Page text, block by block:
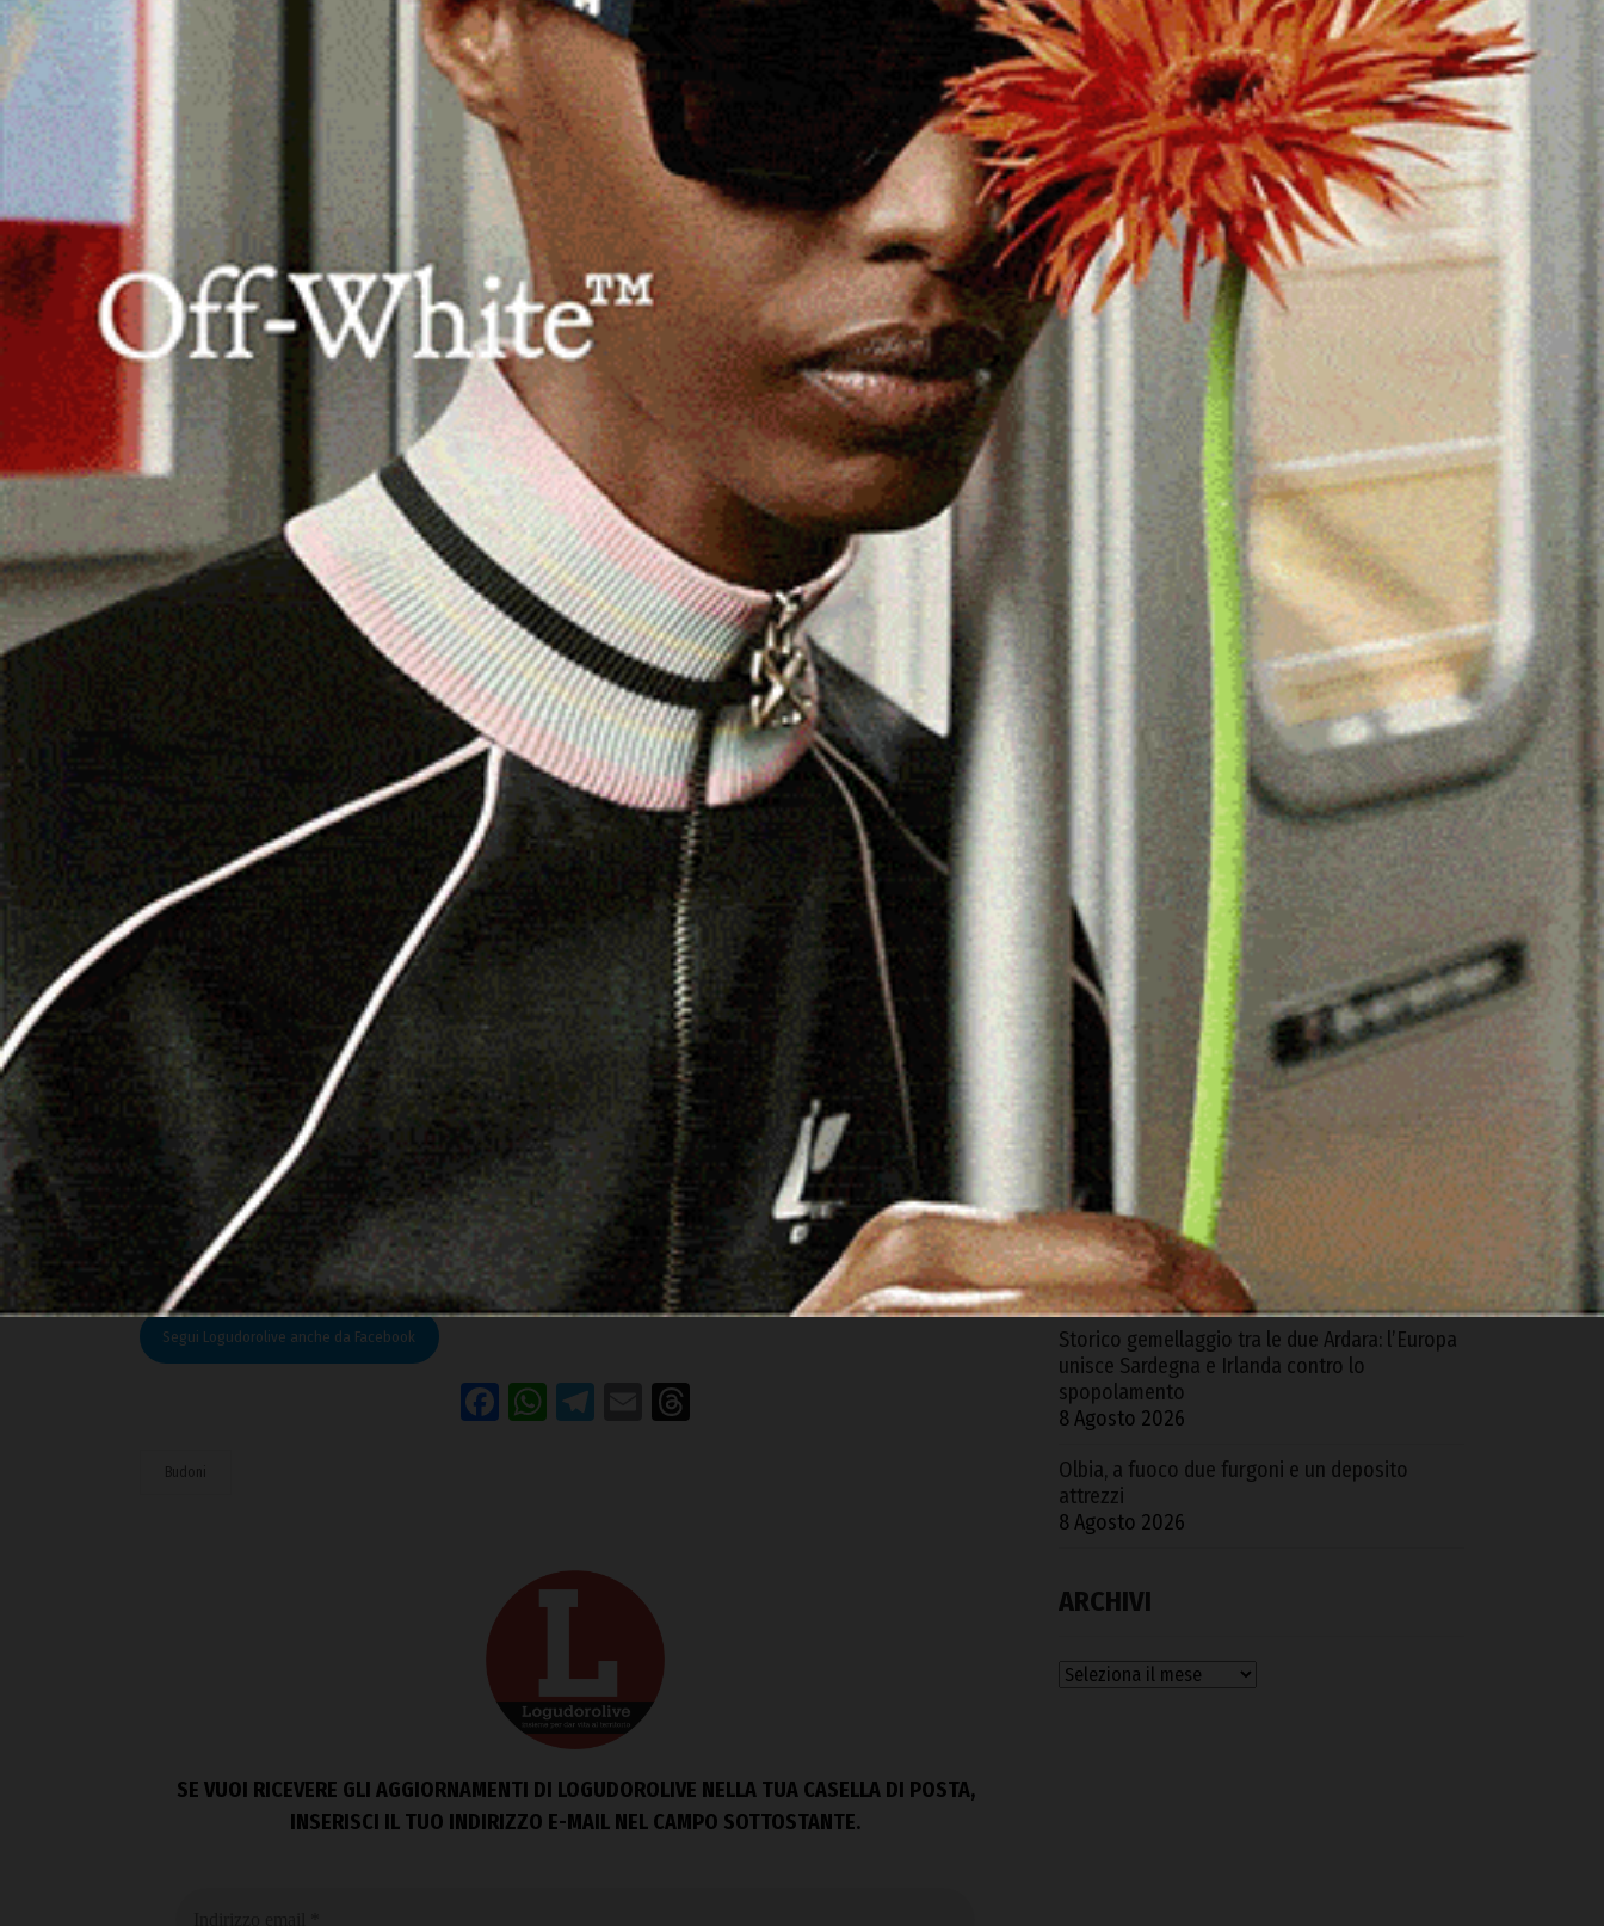
Nel corso dell’ultimo fine settimana denunciate dai militari della Compagnia di
Siniscola anche 10 persone per guida in stato d’ebbrezza e una per detenzione di
droga ai fini di spaccio.
SINISCOLA | 25 febbraio 2026.
Undici persone denunciate e una arrestata. È il bilancio di un servizio di
controllo a largo raggio condotto lo scorso fine settimana dai Carabinieri della Compagnia di Siniscola in
diversi comuni della Baronia. L’operazione, mirata a contrastare il degrado e l’insicurezza stradale, ha
visto un significativo dispiegamento di forze sul territorio.
Il fatto più grave si è verificato a Budoni, dove i militari sono intervenuti per un caso di violenza su una
donna. L’allarme è stato lanciato dalla stessa vittima, che ha chiamato il 112 in preda al panico e al
pianto, riuscendo a fornire solo poche informazioni per la localizzazione della casa, mentre stava
assistendo alla furia dell’ex compagno. Rimanendo in contatto telefonico con la donna, la centrale
operativa ha guidato le pattuglie allertate fino all’abitazione. All’arrivo, i Carabinieri hanno trovato la
donna con i vestiti macchiati di sangue e l’uomo che continuava a percuoterla. Quest’ultimo, che si
sarebbe anche rifiutato di farsi identificare, è stato arrestato con l’accusa di maltrattamenti e lesioni. La
donna, costretta a ricorrere alle cure sanitarie, è stata accompagnata al pronto Soccorso dell’ospedale
controlli alla circolazione stradale, i Carabinieri hanno ritirato diverse patenti di guida.
Sette automobilisti sono stati denunciati per guida sotto l’influenza dell’alcol, dopo essere stati
sorpresi al volante con un tasso alcolemico superiore ai limiti di legge. Tre sono stati deferiti, invece,
per essersi rifiutati di sottoporsi all’alcoltest, pur palesemente ubriachi. Tra questi, un uomo che, alla
vista della pattuglia, ha abbandonato l’auto in mezzo alla carreggiata per nascondersi tra le piante di
un’aiuola.
Le attività hanno riguardato anche il contrasto agli stupefacenti . Un 21enne è stato denunciato per
detenzione ai fini di spaccio dopo essere stato sorpreso con diverse dosi di hashish e un bilancino di
precisione. Altri tre giovani, trovati in possesso di dosi per uso personale di hashish e marijuana nei
luoghi della movida, sono stati invece segnalati alla Prefettura come assuntori.
Riproduzione riservata © Logudorolive
Leggi le altre notizie su logudorolive.it
Segui Logudorolive anche da Facebook
Facebook
WhatsApp
Telegram
Email
Budoni
SE VUOI RICEVERE GLI AGGIORNAMENTI DI LOGUDOROLIVE NELLA TUA CASELLA DI POSTA,
INSERISCI IL TUO INDIRIZZO E-MAIL NEL CAMPO SOTTOSTANTE.
ARTICOLI RECENTI
Orgosolo. Scoperta coltivazione illegale di
canapa con 1500 piante, arrestato un 57enne
8 Agosto 2026
Nuoro. Ruba in casa del rivale in amore dopo
una lite, arrestato un 35enne
8 Agosto 2026
Criticità nella biblioteca di Ozieri, arrivano le
repliche dell’Istituzione San Michele e del
Comune
8 Agosto 2026
Storico gemellaggio tra le due Ardara: l’Europa
unisce Sardegna e Irlanda contro lo
spopolamento
8 Agosto 2026
Olbia, a fuoco due furgoni e un deposito
attrezzi
8 Agosto 2026
ARCHIVI
Archivi